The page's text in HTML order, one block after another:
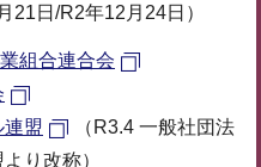
21日/R2年12月24日）
組合連合会
盟
（R3.4 一般社団法
り改称）